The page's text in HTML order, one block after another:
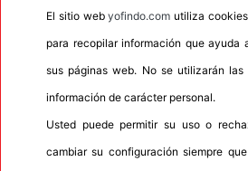
No
Calidad QUALITY
P.O.R. No
Oportunidad No
Etiqueta energética
El sitio webyofindo.com utiliza
para recopilar información que ayuda
sus páginas web. No se utilizarán
información de carácter personal.
Usted puede permitir su uso o
cambiar su configuración siempre